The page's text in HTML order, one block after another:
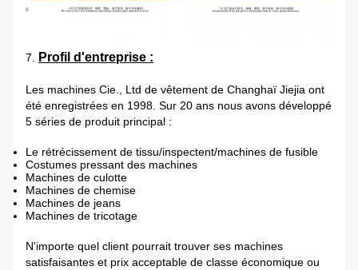
7. Profil d'entreprise :
Les machines Cie., Ltd de vêtement de Changhaï Jiejia ont
été enregistrées en 1998. Sur 20 ans nous avons développé
5 séries de produit principal :
Le rétrécissement de tissu/inspectent/machines de fusible
Costumes pressant des machines
Machines de culotte
Machines de chemise
Machines de jeans
Machines de tricotage
N'importe quel client pourrait trouver ses machines
satisfaisantes et prix acceptable de classe économique ou